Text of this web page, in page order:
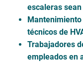
escaleras
técnicos de
Trabajadores
empleados en